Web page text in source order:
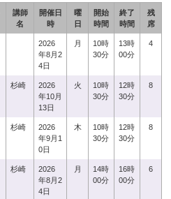
講師
名
開催日
時
曜
日
開始
時間
終了
時間
残
席
2026
年8月2
4日
月
10時
30分
13時
00分
4
杉崎
2026
年10月
13日
火
10時
30分
12時
30分
8
杉崎
2026
年9月1
0日
木
10時
30分
12時
30分
8
杉崎
2026
年8月2
4日
月
14時
00分
16時
00分
6